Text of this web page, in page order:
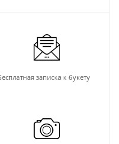
записка к букету